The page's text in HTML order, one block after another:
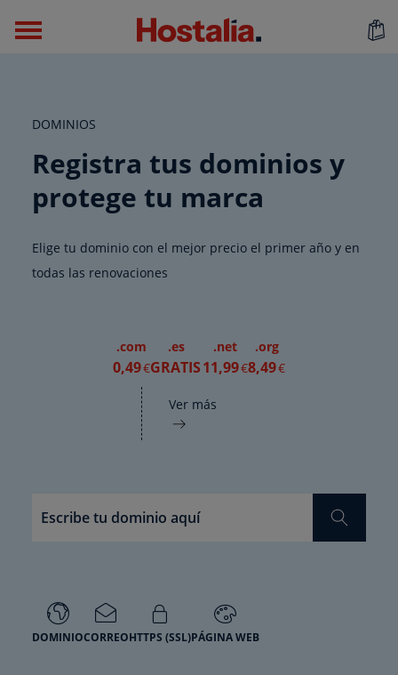
DOMINIOS
Registra tus dominios y
protege tu marca
Elige tu dominio con el mejor precio el primer año y en
todas las renovaciones
.com
0,49€
.es
GRATIS
.net
11,99€
.org
8,49€
Ver más
DOMINIOCORREOHTTPS (SSL)PÁGINA WEB